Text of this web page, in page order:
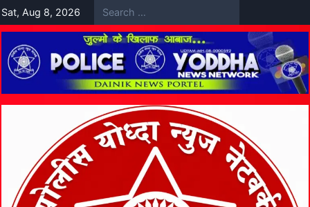
Skip
to
content
Sat, Aug 8, 2026